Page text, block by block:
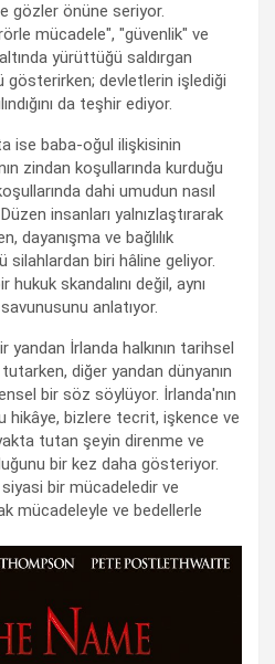
gözler önüne seriyor.
mücadele", "güvenlik" ve
yürüttüğü saldırgan
gösterirken; devletlerin işlediği
da teşhir ediyor.
ise baba-oğul ilişkisinin
zindan koşullarında kurduğu
dahi umudun nasıl
insanları yalnızlaştırarak
dayanışma ve bağlılık
silahlardan biri hâline geliyor.
skandalını değil, aynı
anlatıyor.
İrlanda halkının tarihsel
diğer yandan dünyanın
bir söz söylüyor. İrlanda'nın
hikâye, bizlere tecrit, işkence ve
tutan şeyin direnme ve
bir kez daha gösteriyor.
bir mücadeledir ve
mücadeleyle ve bedellerle